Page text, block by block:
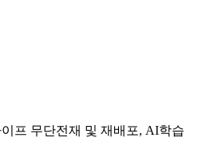
프 무단전재 및 재배포, AI학습